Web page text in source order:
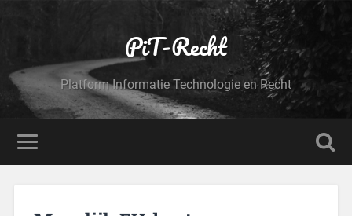
PiT-Recht
Platform Informatie Technologie en Recht